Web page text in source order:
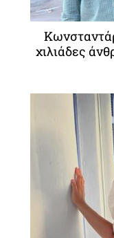
χιλιάδες